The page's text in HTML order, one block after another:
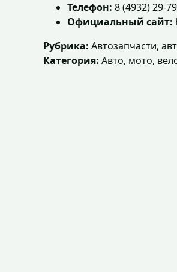
Телефон: 8 (4932) 29-
Официальный сайт:
Рубрика: Автозапчасти,
Категория: Авто, мото,